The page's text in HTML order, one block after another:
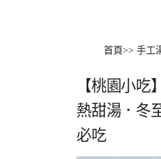
首頁>> 手工
【桃園小
熱甜湯．冬
必吃